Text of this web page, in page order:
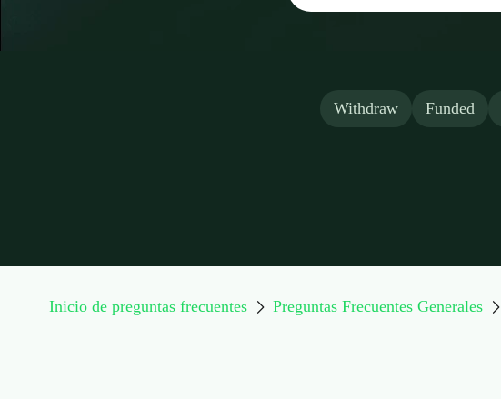
Withdraw Funded
Inicio de preguntas frecuentes Preguntas Frecuentes Generales